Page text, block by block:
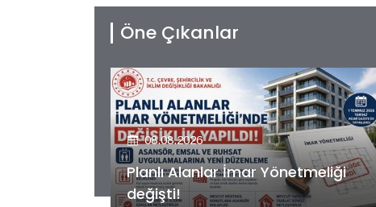
Öne Çıkanlar
08.08.2026
Kiler GYO’dan Pendik Dolayoba
projesiyle ilgili önemli adım!